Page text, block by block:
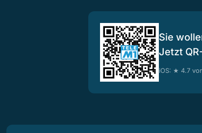
Sie
Jetzt
iOS: ★ 4.7